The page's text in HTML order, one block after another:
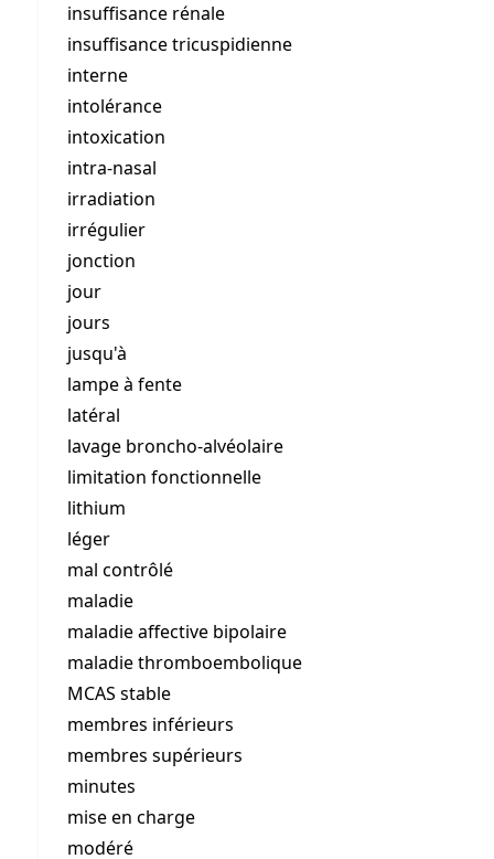
insuffisance rénale
insuffisance tricuspidienne
interne
intolérance
intoxication
intra-nasal
irradiation
irrégulier
jonction
jour
jours
jusqu'à
lampe à fente
latéral
lavage broncho-alvéolaire
limitation fonctionnelle
lithium
léger
mal contrôlé
maladie
maladie affective bipolaire
maladie thromboembolique
MCAS stable
membres inférieurs
membres supérieurs
minutes
mise en charge
modéré